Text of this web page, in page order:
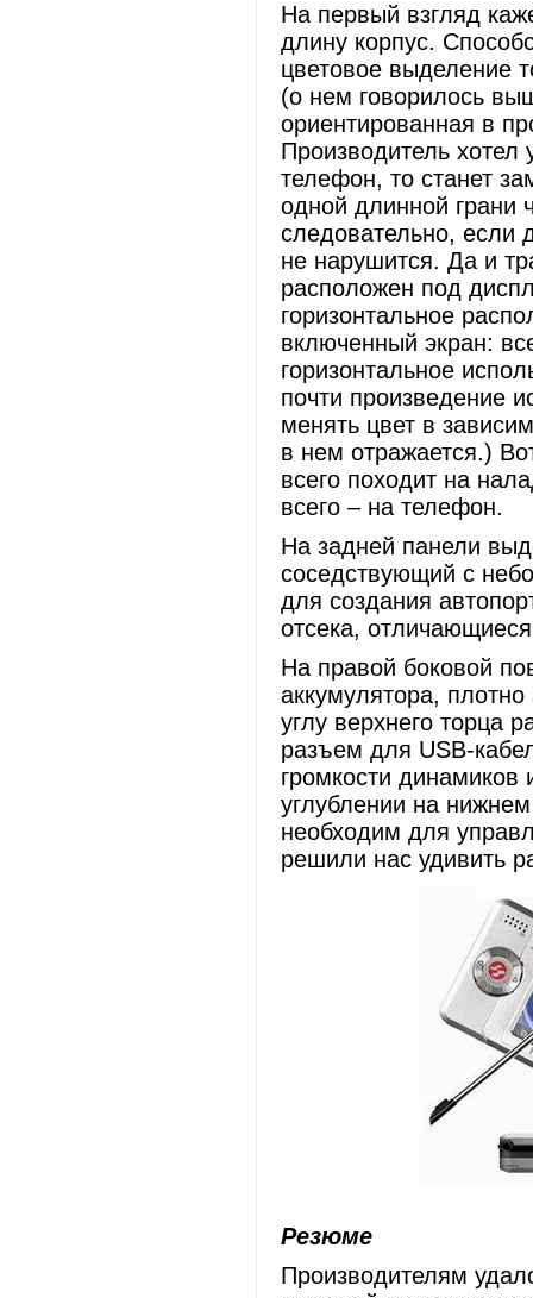
На первый взгляд
длину корпус.
цветовое выделение
(о нем говорилось
ориентированная в
Производитель хотел
телефон, то станет
одной длинной грани
следовательно, если
не нарушится. Да и
расположен под
горизонтальное
включенный экран:
горизонтальное
почти произведение
менять цвет в
в нем отражается.)
всего походит на
всего – на телефон.
На задней панели
соседствующий с
для создания
отсека,
На правой боковой
аккумулятора,
углу верхнего торца
разъем для USB-
громкости
углублении на
необходим для
решили нас удивить
Резюме
Производителям